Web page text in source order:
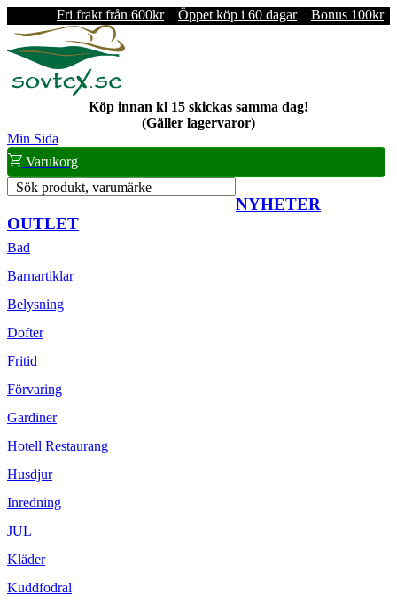
Fri frakt från 600kr Öppet köp i 60 dagar Bonus 100kr
Köp innan kl 15 skickas samma dag!
(Gäller lagervaror)
Min Sida
Varukorg
Sök produkt, varumärke
NYHETER
OUTLET
Bad
Barnartiklar
Belysning
Dofter
Fritid
Förvaring
Gardiner
Hotell Restaurang
Husdjur
Inredning
JUL
Kläder
Kuddfodral